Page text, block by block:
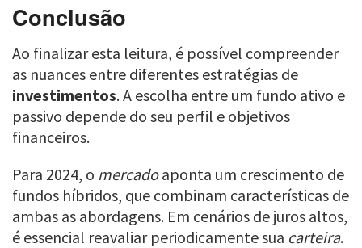
Conclusão
Ao finalizar esta leitura, é possível compreender
as nuances entre diferentes estratégias de
investimentos. A escolha entre um fundo ativo e
passivo depende do seu perfil e objetivos
financeiros.
Para 2024, o mercadoaponta um crescimento de
fundos híbridos, que combinam características de
ambas as abordagens. Em cenários de juros altos,
é essencial reavaliar periodicamente sua carteira.